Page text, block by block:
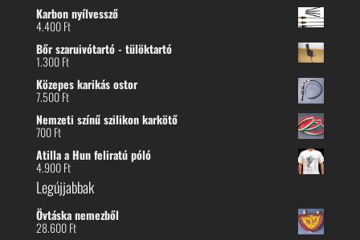
Karbon nyílvessző
4.400Ft
Bőr szaruivótartó - tülöktartó
1.300Ft
Közepes karikás ostor
7.500Ft
Nemzeti színű szilikon karkötő
700Ft
Atilla a Hun feliratú póló
4.900Ft
Legújjabbak
Övtáska nemezből
28.600Ft